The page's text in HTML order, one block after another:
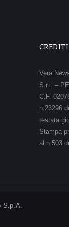
CREDITI
Vera
S.r.l. –
C.F.
n.23296
testata
Stampa
al n.503